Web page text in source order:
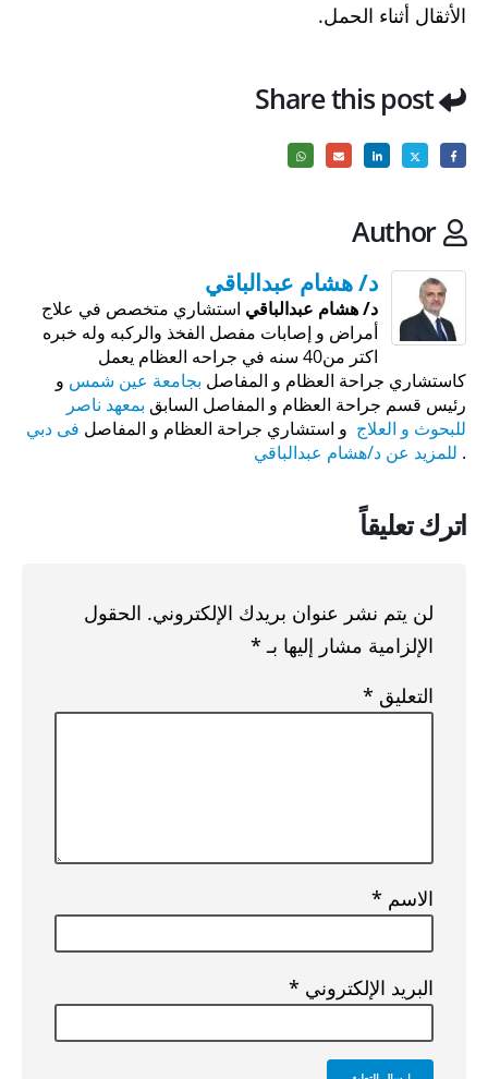
الأثقال أثناء الحمل.
Share this post
Author
د/ هشام عبدالباقي
د/ هشام عبدالباقي استشاري متخصص في علاج
أمراض و إصابات مفصل الفخذ والركبه وله خبره
اكتر من40 سنه في جراحه العظام يعمل
كاستشاري جراحة العظام و المفاصل بجامعة عين شمس و
رئيس قسم جراحة العظام و المفاصل السابق بمعهد ناصر
للبحوث و العلاج و استشاري جراحة العظام و المفاصل فى دبي
. للمزيد عن د/هشام عبدالباقي
اترك تعليقاً
لن يتم نشر عنوان بريدك الإلكتروني. الحقول
الإلزامية مشار إليها بـ *
التعليق *
الاسم *
البريد الإلكتروني *